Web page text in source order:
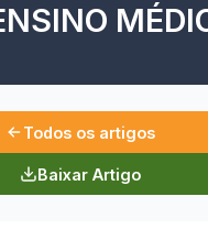
Todos os artigos
Baixar Artigo